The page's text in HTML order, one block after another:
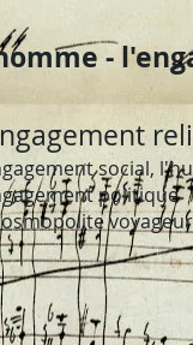
-
social,
politique